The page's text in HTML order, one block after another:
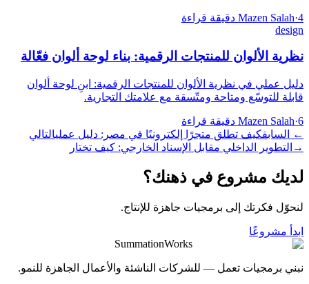
Mazen Salah·4 دقيقة قراءة
design
نظرية الألوان للمنتجات الرقمية: بناء لوحة ألوان فعّالة
دليل عملي في نظرية الألوان للمنتجات الرقمية: ابنِ لوحة ألوان
قابلة للتوسّع ومتاحة ومتّسقة مع علامتك التجارية.
Mazen Salah·6 دقيقة قراءة
←
السابقكيف تطلق متجرًا إلكترونيًا في مصر: دليل عمليالتالي
→ التطوير الداخلي مقابل الإسناد الخارجي: كيف تختار
لديك مشروع في ذهنك؟
لنحوّل فكرتك إلى برمجيات جاهزة للإنتاج.
ابدأ مشروعًا
SummationWorks
نبني برمجيات تعمل — للشركات الناشئة والأعمال الجاهزة للنمو.